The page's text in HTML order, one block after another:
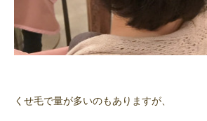
くせ毛で量が多いのもありますが、